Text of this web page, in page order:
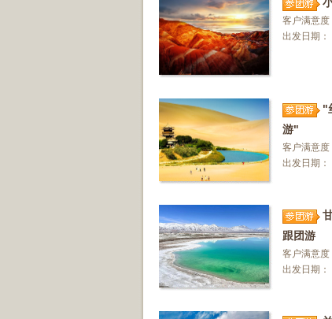
客户满意度
出发日期：
"
游"
客户满意度
出发日期：
跟团游
客户满意度
出发日期：